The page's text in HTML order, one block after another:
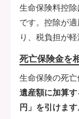
生命保険料控
です。控除が
り、税負担が軽
死亡保険金を
生命保険の死亡
遺産額に加算
円」を引けます